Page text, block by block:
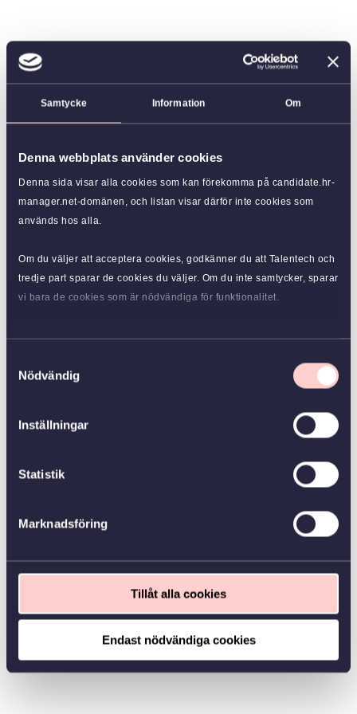
Samtycke Information Om
Denna webbplats använder cookies
Denna sida visar alla cookies som kan förekomma på candidate.hr-
manager.net-domänen, och listan visar därför inte cookies som
används hos alla.
Om du väljer att acceptera cookies, godkänner du att Talentech och
tredje part sparar de cookies du väljer. Om du inte samtycker, sparar
vi bara de cookies som är nödvändiga för funktionalitet.
Nödvändig
Inställningar
Statistik
Marknadsföring
Tillåt alla cookies
Endast nödvändiga cookies